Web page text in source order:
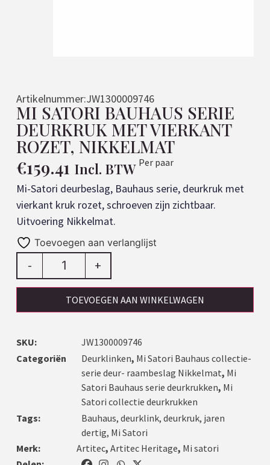
Artikelnummer:JW1300009746
MI SATORI BAUHAUS SERIE
DEURKRUK MET VIERKANT
ROZET, NIKKELMAT
€159.41 Incl. BTW Per paar
Mi-Satori deurbeslag, Bauhaus serie, deurkruk met
vierkant kruk rozet, schroeven zijn zichtbaar.
Uitvoering Nikkelmat.
Toevoegen aan verlanglijst
- +
TOEVOEGEN AAN WINKELWAGEN
SKU:
JW1300009746
Categoriën
Deurklinken, Mi Satori Bauhaus collectie-
serie deur- raambeslag Nikkelmat, Mi
Satori Bauhaus serie deurkrukken, Mi
Satori collectie deurkrukken
Tags:
Bauhaus, deurklink, deurkruk, jaren
dertig, Mi Satori
Merk:
Artitec, Artitec Heritage, Mi satori